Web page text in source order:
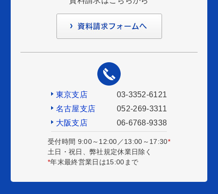
東京支店
03-3352-6121
名古屋支店
052-269-3311
大阪支店
06-6768-9338
受付時間 9:00～12:00／13:00～17:30*
土日・祝日、弊社規定休業日除く
*年末最終営業日は15:00まで